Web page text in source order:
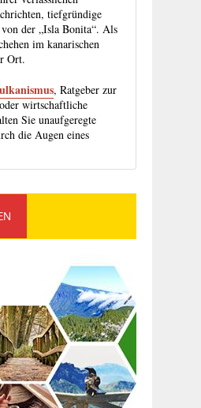
tiefgründige
der „Isla Bonita“. Als
im kanarischen
Ort.
, Ratgeber zur
oder wirtschaftliche
Sie unaufgeregte
die Augen eines